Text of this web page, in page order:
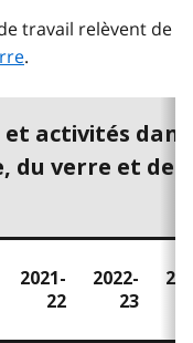
travail relèvent de
.
et activités
du verre et de
2021-
22
2022-
23